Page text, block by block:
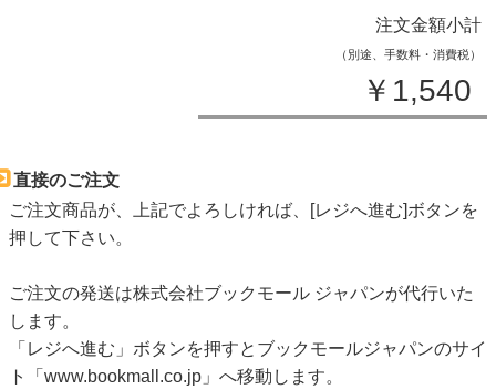
注文金額小計
（別途、手数料・消費税）
￥1,540
直接のご注文
ご注文商品が、上記でよろしければ、[レジへ進む]ボタンを
押して下さい。
ご注文の発送は株式会社ブックモール ジャパンが代行いた
します。
「レジへ進む」ボタンを押すとブックモールジャパンのサイ
ト「www.bookmall.co.jp」へ移動します。